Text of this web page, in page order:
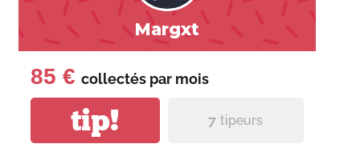
Margxt
85 € collectés par mois
tip! 7 tipeurs